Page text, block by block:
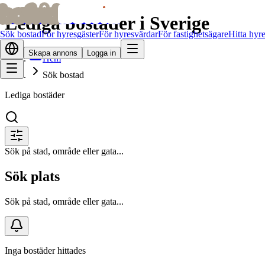
bofridbofrid
Sök bostadFör hyresgästerFör hyresvärdarFör fastighetsägareHitta
Skapa annons Logga in
Lediga bostäder i Sverige
Hem
Sök bostad
Lediga bostäder
Sök på stad, område eller gata...
Sök plats
Sök på stad, område eller gata...
Inga bostäder hittades